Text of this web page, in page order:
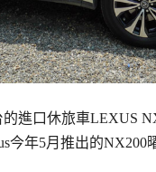
進口休旅車LEXUS
今年5月推出的